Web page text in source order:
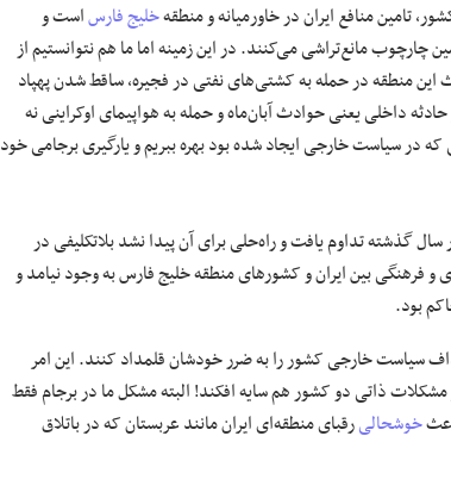
تامین منافع ایران در خاورمیانه و منطقهخلیج فارساست و
مانع‌تراشی می‌کنند. در این زمینه اما ما هم نتوانستیم از
منطقه در حمله به کشتی‌های نفتی در فجیره، ساقط شدن پهپاد
داخلی یعنی حوادث آبان‌ماه و حمله به هواپیمای اوکراینی نه
که در سیاست خارجی ایجاد شده بود بهره ببریم و یارگیری برجامی خود
گذشته تداوم یافت و راه‌حلی برای آن پیدا نشد بلاتکلیفی در
فرهنگی بین ایران و کشورهای منطقه خلیج فارس به وجود نیامد و
بود.
سیاست خارجی کشور را به ضرر خودشان قلمداد ‌کنند. این امر
مشکلات ذاتی دو کشور هم سایه افکند! البته مشکل ما در برجام فقط
خوشحالیرقبای منطقه‌ای ایران مانند عربستان که در باتلاق